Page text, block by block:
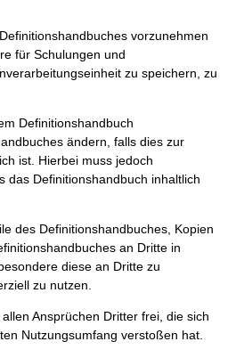
vorzunehmen
für Schulungen und
zu speichern, zu
Definitionshandbuch
ändern, falls dies zur
ist. Hierbei muss jedoch
das Definitionshandbuch inhaltlich
des Definitionshandbuches, Kopien
an Dritte in
diese an Dritte zu
zu nutzen.
Ansprüchen Dritter frei, die sich
Nutzungsumfang verstoßen hat.